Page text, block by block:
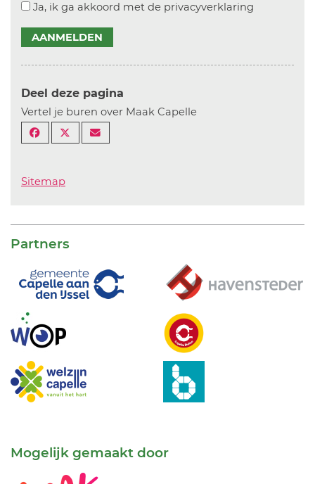
Ja, ik ga akkoord met de privacyverklaring
AANMELDEN
Deel deze pagina
Vertel je buren over Maak Capelle
Sitemap
Partners
Mogelijk gemaakt door